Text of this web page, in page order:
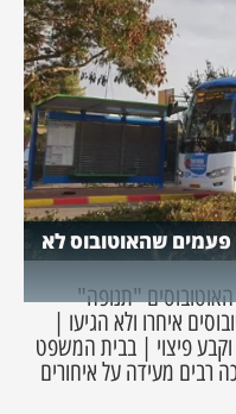
שערוריית תנופה: נוסע תיעד 48 פעמים שהאוטובוס לא
"תנופה"
האוטובוסים איחרו ולא הגיעו |
האמין ל-23 מקרים וקבע פיצוי | בבית המשפט
מעידה על איחורים